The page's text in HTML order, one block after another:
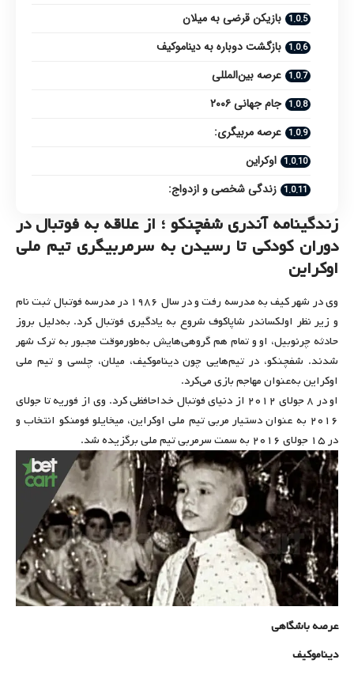
بازیکن قرضی به میلان
بازگشت دوباره به دیناموکیف
عرصه بین‌المللی
جام جهانی ۲۰۰۶
عرصه مربیگری:
اوکراین
زندگی شخصی و ازدواج:
زندگینامه آندری شفچنکو ؛ از علاقه به فوتبال در
دوران کودکی تا رسیدن به سرمربیگری تیم ملی
اوکراین
وی در شهر کیف به مدرسه رفت و در سال ۱۹۸۶ در مدرسه فوتبال ثبت نام
و زیر نظر اولکساندر شاپاکوف شروع به یادگیری فوتبال کرد. به‌دلیل بروز
حادثه چرنوبیل، او و تمام هم گروهی‌هایش به‌طورموقت مجبور به ترک شهر
شدند. شفچنکو، در تیم‌هایی چون دیناموکیف، میلان، چلسی و تیم ملی
اوکراین به‌عنوان مهاجم بازی می‌کرد.
او در ۸ جولای ۲۰۱۲ از دنیای فوتبال خداحافظی کرد. وی از فوریه تا جولای
۲۰۱۶ به عنوان دستیار مربی تیم ملی اوکراین، میخایلو فومنکو انتخاب و
در ۱۵ جولای ۲۰۱۶ به سمت سرمربی تیم ملی برگزیده شد.
عرصه باشگاهی
دیناموکیف